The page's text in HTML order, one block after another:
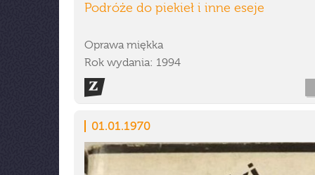
Podróże do piekieł i inne eseje
Oprawa miękka
Rok wydania: 1994
01.01.1970